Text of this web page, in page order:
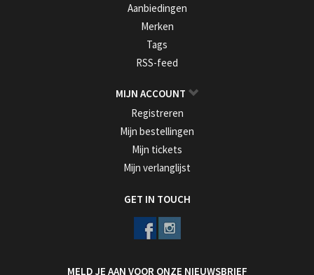
Aanbiedingen
Merken
Tags
RSS-feed
MIJN ACCOUNT
Registreren
Mijn bestellingen
Mijn tickets
Mijn verlanglijst
GET IN TOUCH
MELD JE AAN VOOR ONZE NIEUWSBRIEF